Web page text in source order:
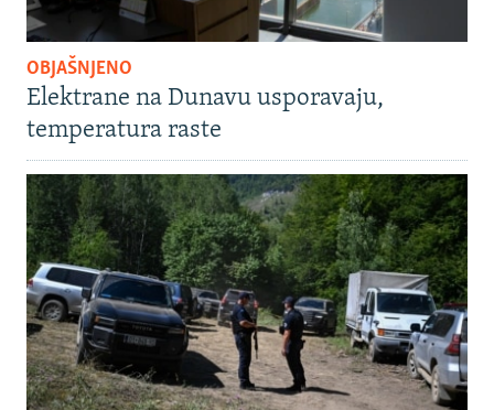
OBJAŠNJENO
Elektrane na Dunavu usporavaju,
temperatura raste